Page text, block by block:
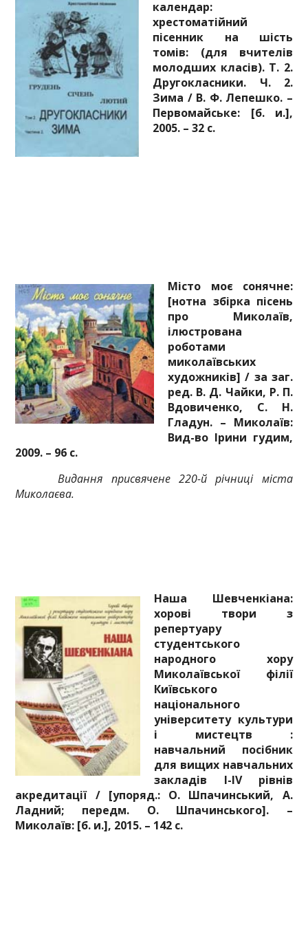
календар:
хрестоматійний
пісенник на шість
томів: (для вчителів
молодших класів). Т. 2.
Другокласники. Ч. 2.
Зима / В. Ф. Лепешко. –
Первомайське: [б. и.],
2005. – 32 с.
Місто моє сонячне:
[нотна збірка пісень
про Миколаїв,
ілюстрована
роботами
миколаївських
художників] / за заг.
ред. В. Д. Чайки, Р. П.
Вдовиченко, С. Н.
Гладун. – Миколаїв:
Вид-во Ірини гудим,
2009. – 96 с.
Видання присвячене 220-й річниці міста
Миколаєва.
Наша Шевченкіана:
хорові твори з
репертуару
студентського
народного хору
Миколаївської філії
Київського
національного
університету культури
і мистецтв :
навчальний посібник
для вищих навчальних
закладів І-ІV рівнів
акредитації / [упоряд.: О. Шпачинський, А.
Ладний; передм. О. Шпачинського]. –
Миколаїв: [б. и.], 2015. – 142 с.